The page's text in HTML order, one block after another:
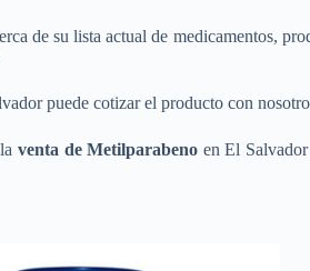
de su lista actual de medicamentos,
puede cotizar el producto con
venta de Metilparabeno en El